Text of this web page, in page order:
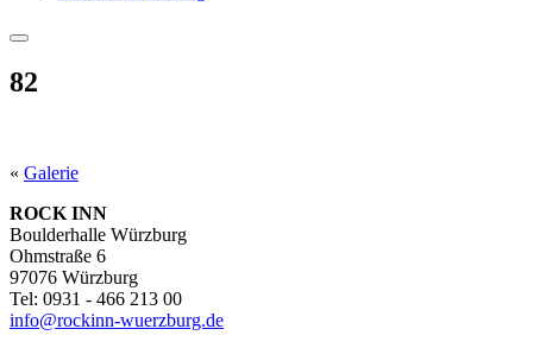
82
« Galerie
ROCK INN
Boulderhalle Würzburg
Ohmstraße 6
97076 Würzburg
Tel: 0931 - 466 213 00
info@rockinn-wuerzburg.de